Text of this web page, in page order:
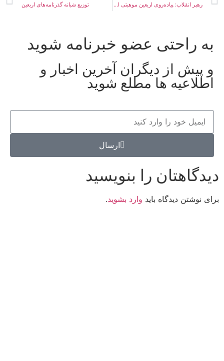
رهبر انقلاب: پیاده‌روی اربعین موهبتی الهی است توزیع شبانه گذرنامه‌های اربعین
به راحتی عضو خبرنامه شوید
و پیش از دیگران آخرین اخبار و
اطلاعیه ها مطلع شوید
ارسال
دیدگاهتان را بنویسید
برای نوشتن دیدگاه باید وارد بشوید.